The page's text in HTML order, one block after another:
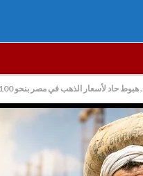
حاد لأسعار الذهب في مصر بنحو 100 جنيه دفعة واحدة